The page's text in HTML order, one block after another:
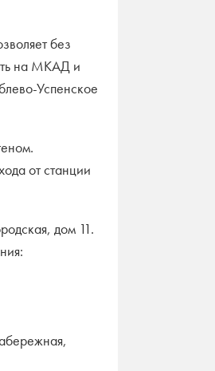
без
на МКАД и
Успенское
от станции
дом 11.